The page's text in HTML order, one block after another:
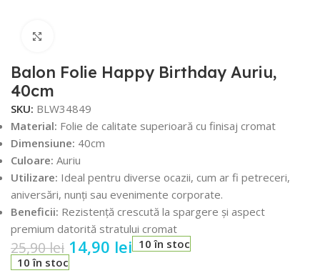
Balon Folie Happy Birthday Auriu,
40cm
SKU: BLW34849
Material: Folie de calitate superioară cu finisaj cromat
Dimensiune: 40cm
Culoare: Auriu
Utilizare: Ideal pentru diverse ocazii, cum ar fi petreceri,
aniversări, nunți sau evenimente corporate.
Beneficii: Rezistență crescută la spargere și aspect
premium datorită stratului cromat
25,90lei 14,90 lei 10 în stoc
10 în stoc